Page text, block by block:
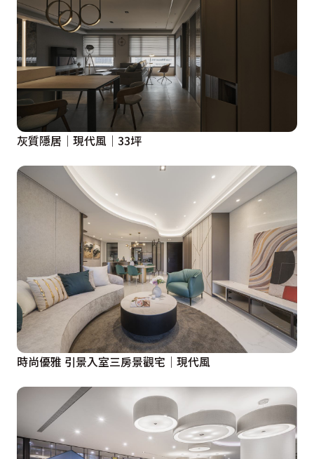
灰質隱居│現代風│33坪
時尚優雅 引景入室三房景觀宅│現代風